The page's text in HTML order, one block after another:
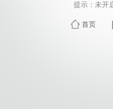
提示：未开
首页